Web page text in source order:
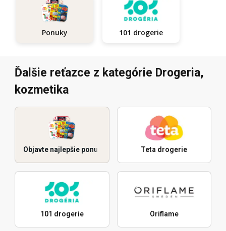
Ponuky 101 drogerie
Ďalšie reťazce z kategórie Drogeria,
kozmetika
Objavte najlepšie ponuky Teta drogerie
101 drogerie Oriflame